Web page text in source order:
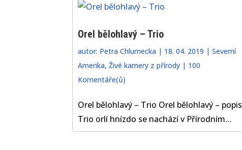
Orel bělohlavý – Trio
autor: Petra Chlumecka| 18. 04. 2019 | Severní
Amerika, Živé kamery z přírody| 100
Komentáře(ů)
Orel bělohlavý – Trio Orel bělohlavý – popis
Trio orlí hnízdo se nachází v Přírodním...